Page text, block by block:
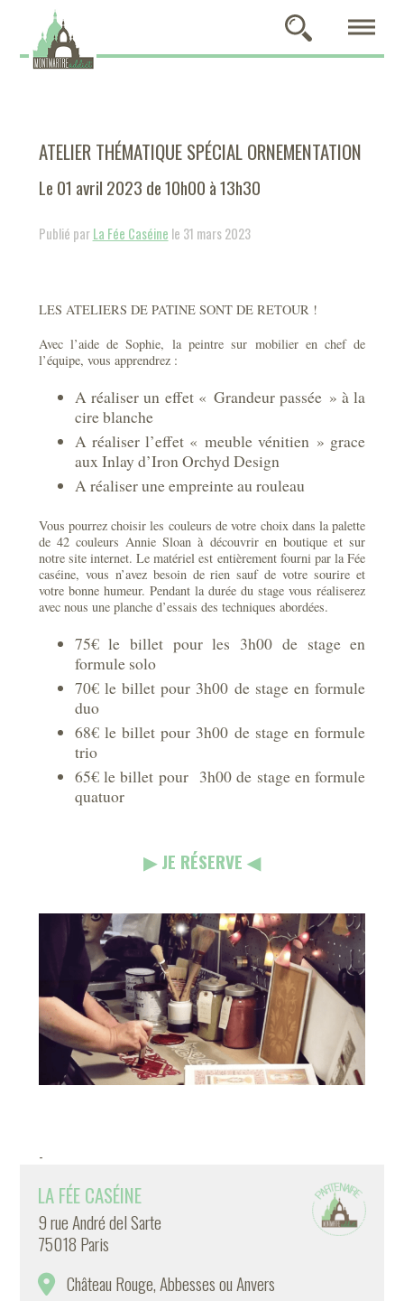
ATELIER THÉMATIQUE SPÉCIAL ORNEMENTATION
Le 01 avril 2023 de 10h00 à 13h30
Publié parLa Fée Caséine le 31 mars 2023
LES ATELIERS DE PATINE SONT DE RETOUR !
Avec l’aide de Sophie, la peintre sur mobilier en chef de
l’équipe, vous apprendrez :
A réaliser un effet « Grandeur passée » à la
cire blanche
A réaliser l’effet « meuble vénitien » grace
aux Inlay d’Iron Orchyd Design
A réaliser une empreinte au rouleau
Vous pourrez choisir les couleurs de votre choix dans la palette
de 42 couleurs Annie Sloan à découvrir en boutique et sur
notre site internet. Le matériel est entièrement fourni par la Fée
caséine, vous n’avez besoin de rien sauf de votre sourire et
votre bonne humeur. Pendant la durée du stage vous réaliserez
avec nous une planche d’essais des techniques abordées.
75€ le billet pour les 3h00 de stage en
formule solo
70€ le billet pour 3h00 de stage en formule
duo
68€ le billet pour 3h00 de stage en formule
trio
65€ le billet pour 3h00 de stage en formule
quatuor
▶︎ JE RÉSERVE ◀︎
-
LA FÉE CASÉINE
9 rue André del Sarte
75018 Paris
Château Rouge, Abbesses ou Anvers